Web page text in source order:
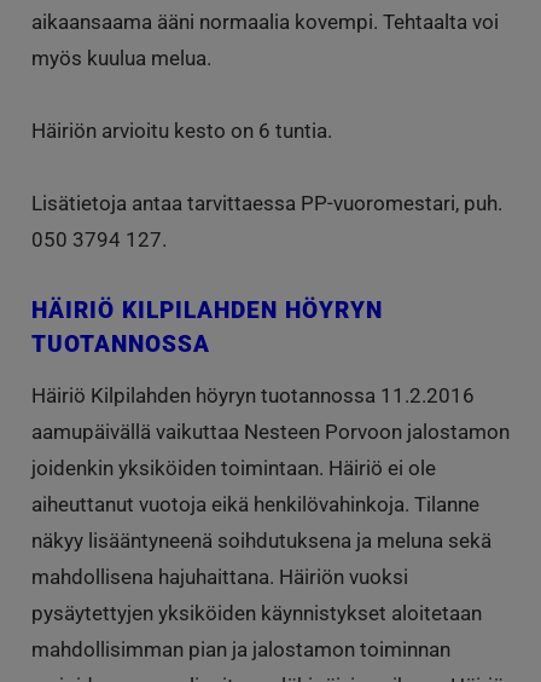
aikaansaama ääni normaalia kovempi. Tehtaalta voi
myös kuulua melua.
Häiriön arvioitu kesto on 6 tuntia.
Lisätietoja antaa tarvittaessa PP-vuoromestari, puh.
050 3794 127.
HÄIRIÖ KILPILAHDEN HÖYRYN
TUOTANNOSSA
Häiriö Kilpilahden höyryn tuotannossa 11.2.2016
aamupäivällä vaikuttaa Nesteen Porvoon jalostamon
joidenkin yksiköiden toimintaan. Häiriö ei ole
aiheuttanut vuotoja eikä henkilövahinkoja. Tilanne
näkyy lisääntyneenä soihdutuksena ja meluna sekä
mahdollisena hajuhaittana. Häiriön vuoksi
pysäytettyjen yksiköiden käynnistykset aloitetaan
mahdollisimman pian ja jalostamon toiminnan